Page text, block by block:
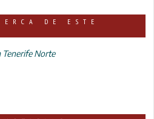
DE ESTE
Tenerife Norte